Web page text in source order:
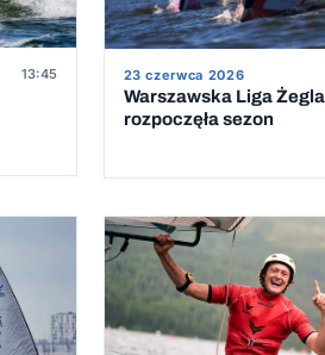
13:45 23 czerwca 2026
Warszawska Liga
rozpoczęła sezon